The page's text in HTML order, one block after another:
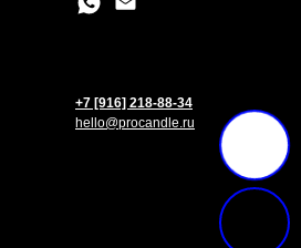
+7 [916] 218-88-34
hello@procandle.ru